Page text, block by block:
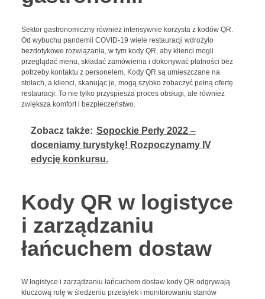
Sektor gastronomiczny również intensywnie korzysta z kodów QR.
Od wybuchu pandemii COVID-19 wiele restauracji wdrożyło
bezdotykowe rozwiązania, w tym kody QR, aby klienci mogli
przeglądać menu, składać zamówienia i dokonywać płatności bez
potrzeby kontaktu z personelem. Kody QR są umieszczane na
stołach, a klienci, skanując je, mogą szybko zobaczyć pełną ofertę
restauracji. To nie tylko przyspiesza proces obsługi, ale również
zwiększa komfort i bezpieczeństwo.
Zobacz także: Sopockie Perły 2022 –
doceniamy turystykę! Rozpoczynamy IV
edycję konkursu.
Kody QR w logistyce
i zarządzaniu
łańcuchem dostaw
W logistyce i zarządzaniu łańcuchem dostaw kody QR odgrywają
kluczową rolę w śledzeniu przesyłek i monitorowaniu stanów